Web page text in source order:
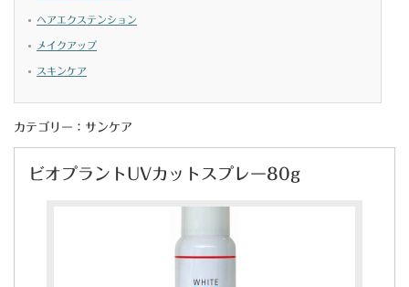
ヘアエクステンション
メイクアップ
スキンケア
カテゴリー：サンケア
ビオプラントUVカットスプレー80g